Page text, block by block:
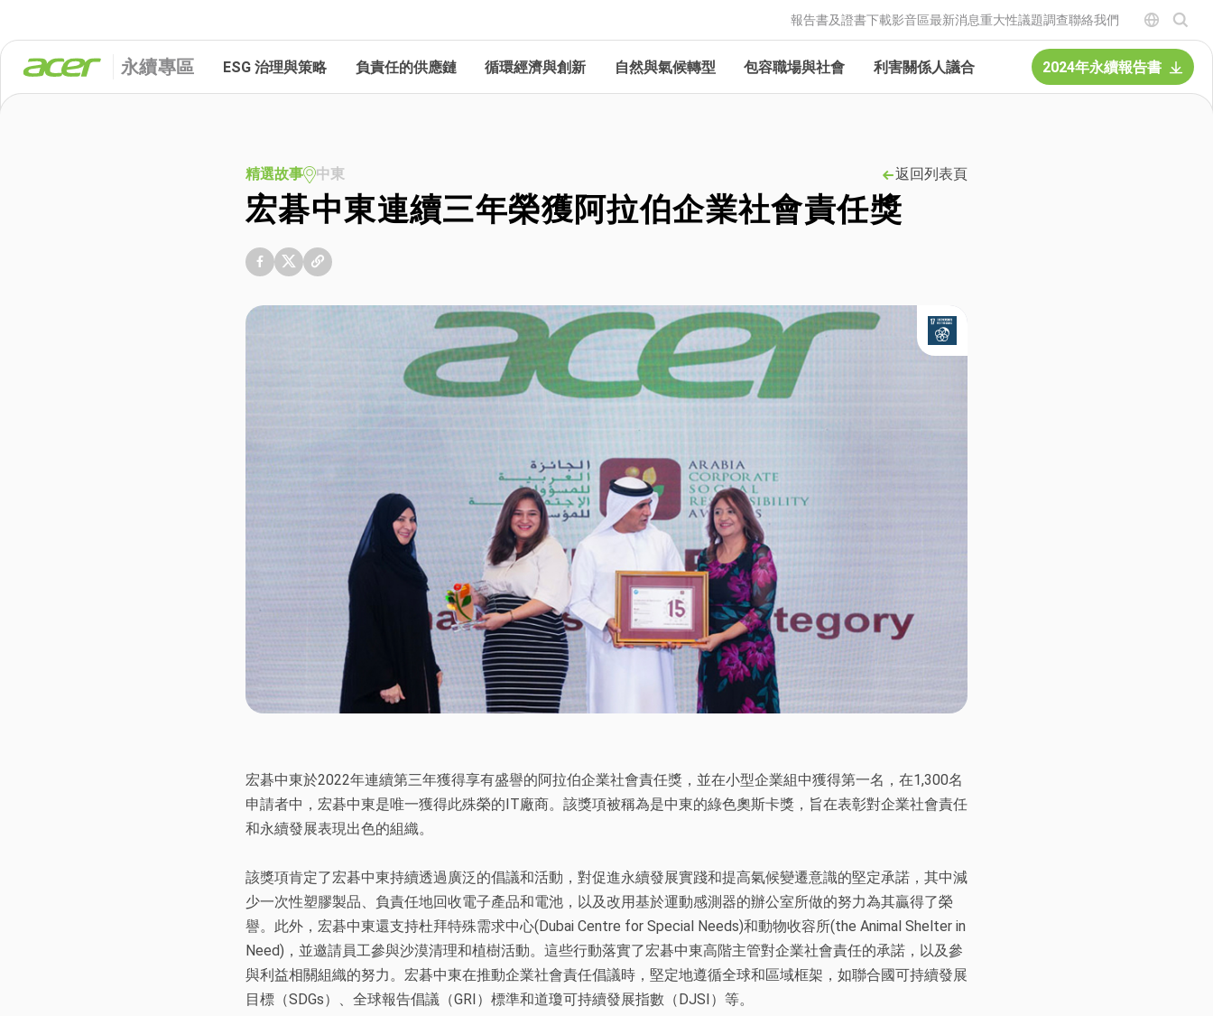
報告書及證書下載影音區最新消息重大性議題調查聯絡我們
永續專區 ESG 治理與策略 負責任的供應鏈 循環經濟與創新 自然與氣候轉型 包容職場與社會 利害關係人議合 2024年永續報告書
精選故事 中東 返回列表頁
宏碁中東連續三年榮獲阿拉伯企業社會責任獎
宏碁中東於2022年連續第三年獲得享有盛譽的阿拉伯企業社會責任獎，並在小型企業組中獲得第一名，在1,300名
申請者中，宏碁中東是唯一獲得此殊榮的IT廠商。該獎項被稱為是中東的綠色奧斯卡獎，旨在表彰對企業社會責任
和永續發展表現出色的組織。
該獎項肯定了宏碁中東持續透過廣泛的倡議和活動，對促進永續發展實踐和提高氣候變遷意識的堅定承諾，其中減
少一次性塑膠製品、負責任地回收電子產品和電池，以及改用基於運動感測器的辦公室所做的努力為其贏得了榮
譽。此外，宏碁中東還支持杜拜特殊需求中心(Dubai Centre for Special Needs)和動物收容所(the Animal Shelter in
Need)，並邀請員工參與沙漠清理和植樹活動。這些行動落實了宏碁中東高階主管對企業社會責任的承諾，以及參
與利益相關組織的努力。宏碁中東在推動企業社會責任倡議時，堅定地遵循全球和區域框架，如聯合國可持續發展
目標（SDGs）、全球報告倡議（GRI）標準和道瓊可持續發展指數（DJSI）等。